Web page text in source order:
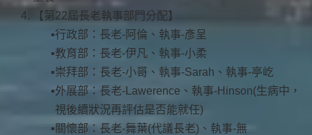
【第22屆長老執事部門分配】
行政部：長老-阿倫、執事-彥呈
教育部：長老-伊凡、執事-小柔
崇拜部：長老-小哥、執事-Sarah、執事-亭屹
外展部：長老-Lawerence、執事-Hinson(生病中，
視後續狀況再評估是否能就任)
關懷部：長老-舞葉(代議長老)、執事-無